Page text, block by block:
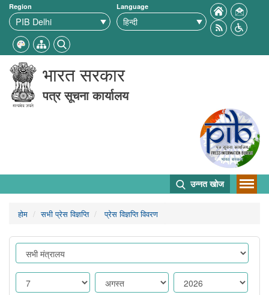
Region Language
भारत सरकार
पत्र सूचना कार्यालय
उन्नत खोज
होम सभी प्रेस विज्ञप्ति प्रेस विज्ञप्ति विवरण